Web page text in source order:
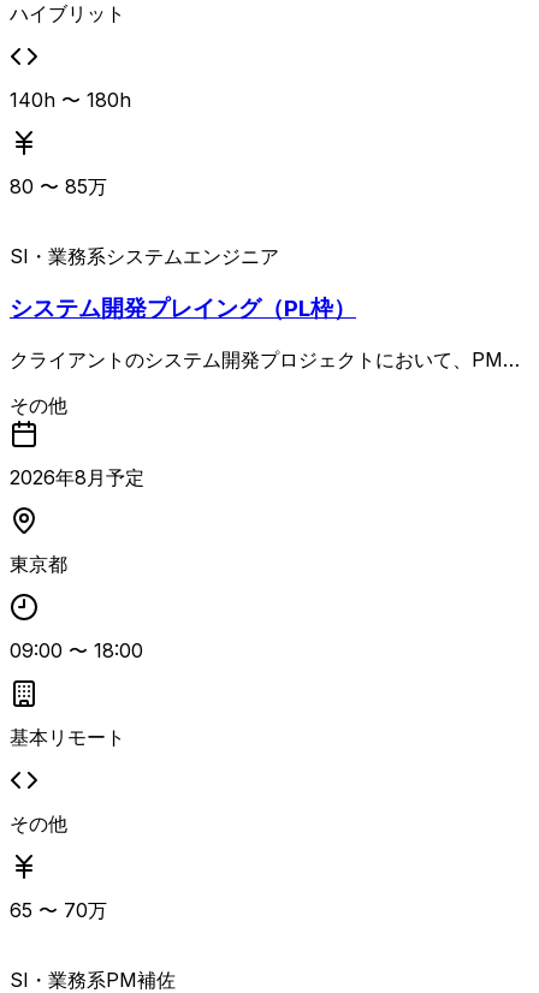
ハイブリット
140h 〜 180h
80 〜 85万
SI・業務系システムエンジニア
システム開発プレイング（PL枠）
クライアントのシステム開発プロジェクトにおいて、PMと
ジェクト計画の策定、進捗・品質・リスク管理および各種報
告資料の作成を行います。 チームメンバーのマネジメント
や育成、リソース調整を行いながら、クライアント折衝・要
件定義・ステークホルダー調整および提案活動を推進してい
ただきます。 自らコーディングを行うシステム開発経験と
その他
2026年8 月予定
東京都
09:00 〜 18:00
基本リモート
その他
65 〜 70万
SI・業務系PM補佐